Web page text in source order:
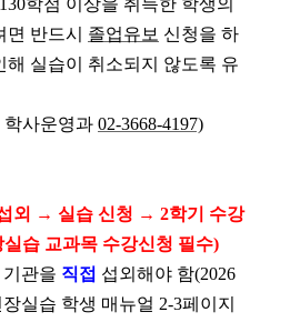
반드시 졸업유보 신청을 하
해 실습이 취소되지 않도록 유
학사운영과 02-3668-4197)
외 → 실습 신청 → 2학기
수강
습 교과목 수강신청 필수)
기관을 직접 섭외해야 함(2026
실습 학생 매뉴얼 2-3페이지